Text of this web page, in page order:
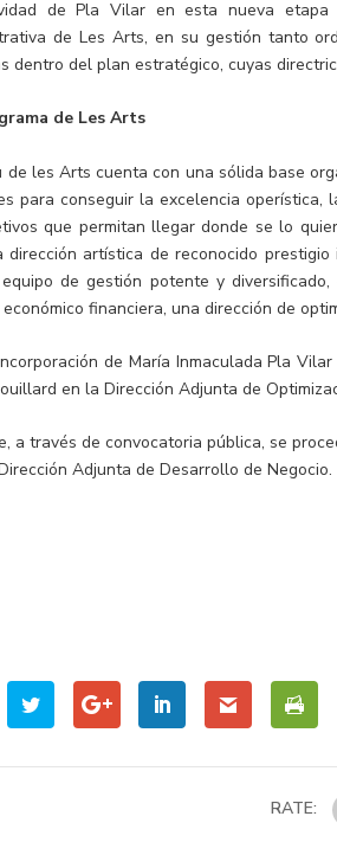
de Pla Vilar en esta nueva etapa
de Les Arts, en su gestión tanto
dentro del plan estratégico, cuyas
de Les Arts
de les Arts cuenta con una sólida base
para conseguir la excelencia
que permitan llegar donde se lo
dirección artística de reconocido
de gestión potente y
financiera, una dirección de
de María Inmaculada Pla
en la Dirección Adjunta de
a través de convocatoria pública, se
Adjunta de Desarrollo de Negocio.
RATE: